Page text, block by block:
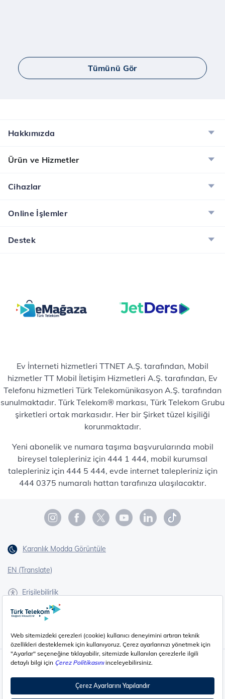
Tümünü Gör
Hakkımızda
Ürün ve Hizmetler
Cihazlar
Online İşlemler
Destek
Ev İnterneti hizmetleri TTNET A.Ş. tarafından, Mobil
hizmetler TT Mobil İletişim Hizmetleri A.Ş. tarafından, Ev
Telefonu hizmetleri Türk Telekomünikasyon A.Ş. tarafından
sunulmaktadır. Türk Telekom® markası, Türk Telekom Grubu
şirketleri ortak markasıdır. Her bir Şirket tüzel kişiliği
korunmaktadır.
Yeni abonelik ve numara taşıma başvurularında mobil
bireysel talepleriniz için 444 1 444, mobil kurumsal
talepleriniz için 444 5 444, evde internet talepleriniz için
444 0375 numaralı hattan tarafınıza ulaşılacaktır.
Karanlık Modda Görüntüle
EN (Translate)
Erişilebilirlik
İşaret Dili Çevirisi
Çerez Ayarları